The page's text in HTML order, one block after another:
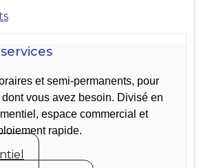
et semi-permanents, pour
vous avez besoin. Divisé en
espace commercial et
rapide.